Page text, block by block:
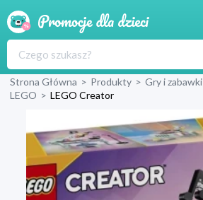
Produkty
Sklepy
Blog
Wyprawka
Strona Główna > Produkty > Gry i zabawki
LEGO > LEGO Creator